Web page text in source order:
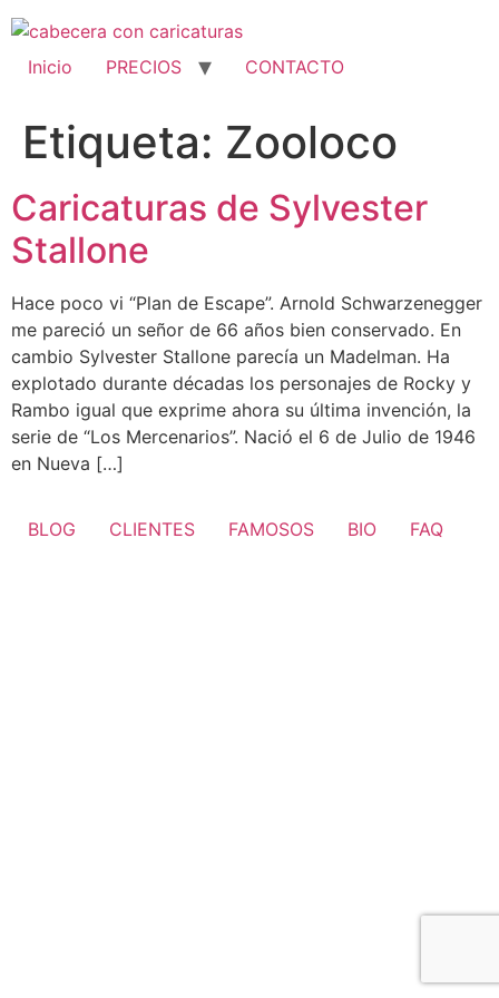
al
contenido
Inicio PRECIOS CONTACTO
Etiqueta: Zooloco
Caricaturas de Sylvester
Stallone
Hace poco vi “Plan de Escape”. Arnold Schwarzenegger
me pareció un señor de 66 años bien conservado. En
cambio Sylvester Stallone parecía un Madelman. Ha
explotado durante décadas los personajes de Rocky y
Rambo igual que exprime ahora su última invención, la
serie de “Los Mercenarios”. Nació el 6 de Julio de 1946
en Nueva […]
BLOG CLIENTES FAMOSOS BIO FAQ